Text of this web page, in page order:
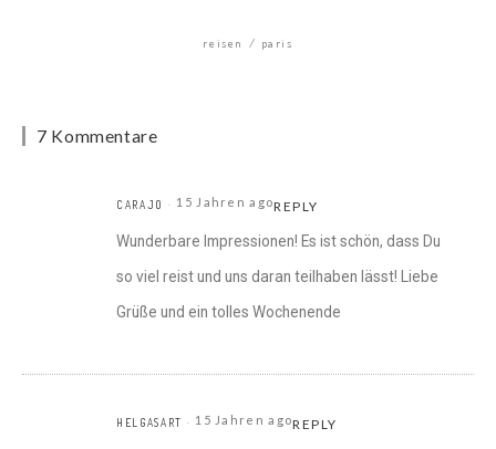
reisen paris
7 Kommentare
CARAJO 15 Jahren agoREPLY
Wunderbare Impressionen! Es ist schön, dass Du
so viel reist und uns daran teilhaben lässt! Liebe
Grüße und ein tolles Wochenende
HELGASART 15 Jahren agoREPLY